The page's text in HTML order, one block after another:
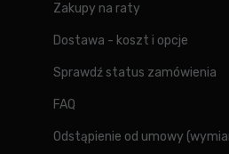
Zakupy na raty
Dostawa - koszt i opcje
Sprawdź status zamówienia
FAQ
Odstąpienie od umowy